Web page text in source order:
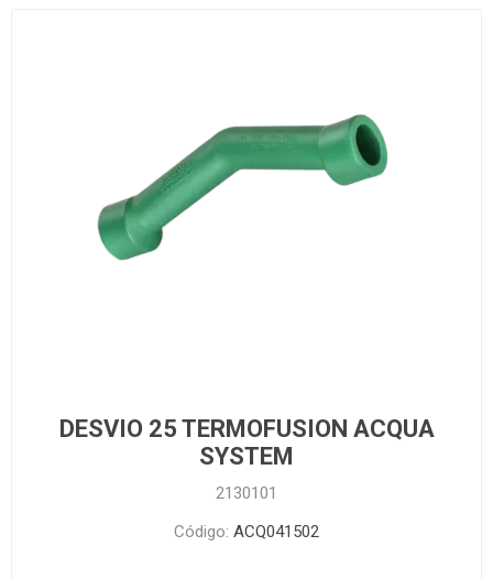
DESVIO 25 TERMOFUSION ACQUA
SYSTEM
2130101
Código: ACQ041502